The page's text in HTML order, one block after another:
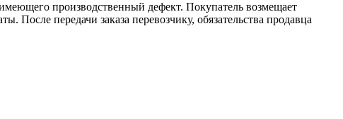
производственный дефект. Покупатель возмещает
После передачи заказа перевозчику, обязательства продавца